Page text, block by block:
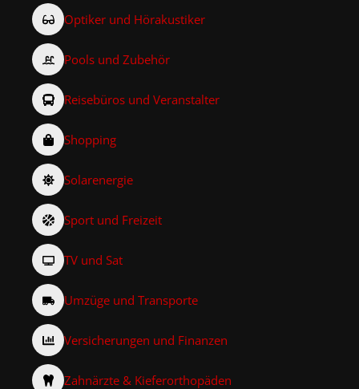
Optiker und Hörakustiker
Pools und Zubehör
Reisebüros und Veranstalter
Shopping
Solarenergie
Sport und Freizeit
TV und Sat
Umzüge und Transporte
Versicherungen und Finanzen
Zahnärzte & Kieferorthopäden